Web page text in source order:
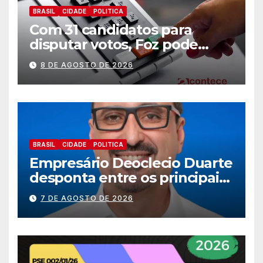
BRASIL CIDADE POLITICA
Com 31 candidatos para
disputar votos, Foz pode
perder representatividade
8 DE AGOSTO DE 2026
BRASIL CIDADE POLITICA
Empresário Deoclecio Duarte
desponta entre os principais
nomes do União Brasil para
deputado estadual
7 DE AGOSTO DE 2026